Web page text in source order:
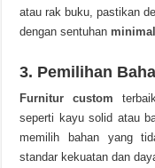
atau rak buku, pastikan
dengan sentuhan
3. Pemilihan
Furnitur custom
seperti kayu solid atau
memilih bahan yang
standar kekuatan dan